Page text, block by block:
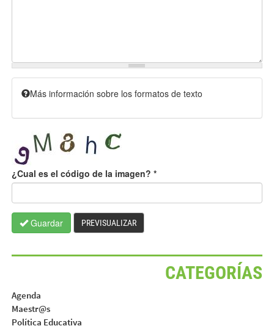
Más información sobre los formatos de texto
¿Cual es el código de la imagen? *
Guardar PREVISUALIZAR
CATEGORÍAS
Agenda
Maestr@s
Política Educativa